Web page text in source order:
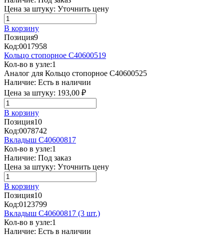
Цена за штуку: Уточнить цену
В корзину
Позиция9
Код:0017958
Кольцо стопорное C40600519
Кол-во в узле:1
Аналог для Кольцо стопорное C40600525
Наличие: Есть в наличии
Цена за штуку: 193,00 ₽
В корзину
Позиция10
Код:0078742
Вкладыш C40600817
Кол-во в узле:1
Наличие: Под заказ
Цена за штуку: Уточнить цену
В корзину
Позиция10
Код:0123799
Вкладыш C40600817 (3 шт.)
Кол-во в узле:1
Наличие: Есть в наличии